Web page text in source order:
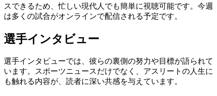
情
報
話
スできるため、忙しい現代人でも簡単に視聴可能です。今週
は多くの試合がオンラインで配信される予定です。
選手インタビュー
選手インタビューでは、彼らの裏側の努力や目標が語られて
います。スポーツニュースだけでなく、アスリートの人生に
も触れる内容が、読者に深い共感を与えています。